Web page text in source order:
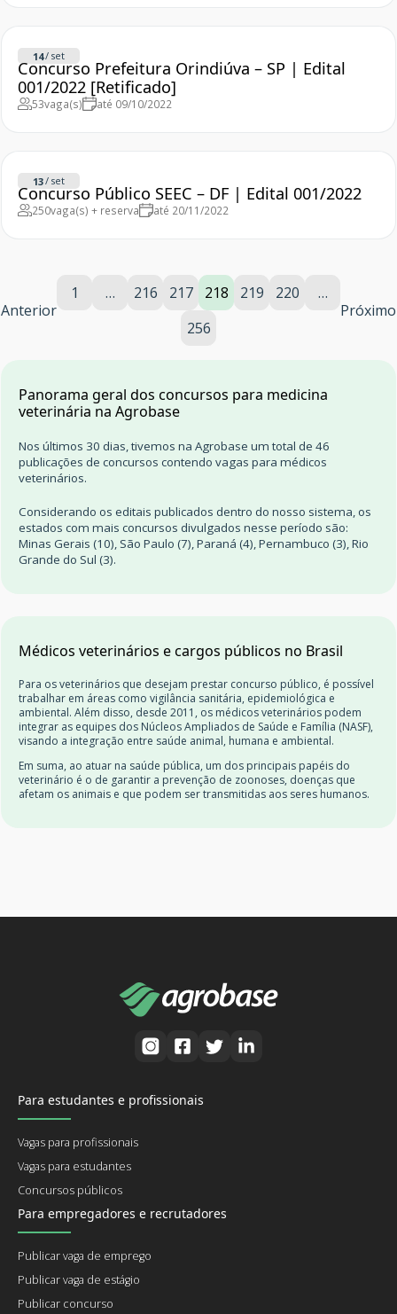
14/ set
Concurso Prefeitura Orindiúva – SP | Edital
001/2022 [Retificado]
53vaga(s) até 09/10/2022
13/ set
Concurso Público SEEC – DF | Edital 001/2022
250vaga(s) + reserva até 20/11/2022
Anterior
1 … 216 217 218 219 220
…
256
Próximo
Panorama geral dos concursos para medicina
veterinária na Agrobase
Nos últimos 30 dias, tivemos na Agrobase um total de 46
publicações de concursos contendo vagas para médicos
veterinários.
Considerando os editais publicados dentro do nosso sistema, os
estados com mais concursos divulgados nesse período são:
Minas Gerais (10), São Paulo (7), Paraná (4), Pernambuco (3), Rio
Grande do Sul (3).
Médicos veterinários e cargos públicos no Brasil
Para os veterinários que desejam prestar concurso público, é possível
trabalhar em áreas como vigilância sanitária, epidemiológica e
ambiental. Além disso, desde 2011, os médicos veterinários podem
integrar as equipes dos Núcleos Ampliados de Saúde e Família (NASF),
visando a integração entre saúde animal, humana e ambiental.
Em suma, ao atuar na saúde pública, um dos principais papéis do
veterinário é o de garantir a prevenção de zoonoses, doenças que
afetam os animais e que podem ser transmitidas aos seres humanos.
Para estudantes e profissionais
Vagas para profissionais
Vagas para estudantes
Concursos públicos
Para empregadores e recrutadores
Publicar vaga de emprego
Publicar vaga de estágio
Publicar concurso